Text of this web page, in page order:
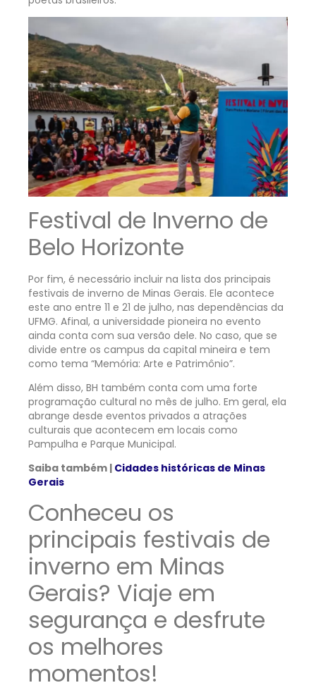
Festival de Inverno de
Belo Horizonte
Por fim, é necessário incluir na lista dos principais
festivais de inverno de Minas Gerais. Ele acontece
este ano entre 11 e 21 de julho, nas dependências da
UFMG. Afinal, a universidade pioneira no evento
ainda conta com sua versão dele. No caso, que se
divide entre os campus da capital mineira e tem
como tema “Memória: Arte e Patrimônio”.
Além disso, BH também conta com uma forte
programação cultural no mês de julho. Em geral, ela
abrange desde eventos privados a atrações
culturais que acontecem em locais como
Pampulha e Parque Municipal.
Saiba também | Cidades históricas de Minas
Gerais
Conheceu os
principais festivais de
inverno em Minas
Gerais? Viaje em
segurança e desfrute
os melhores
momentos!